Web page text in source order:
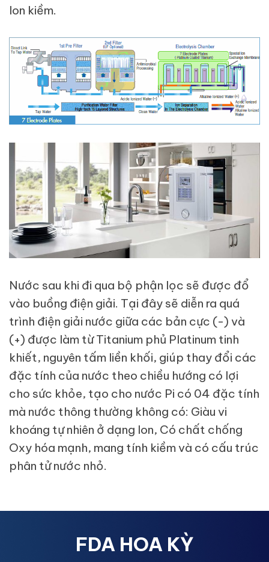
Ion kiềm.
Nước sau khi đi qua bộ phận lọc sẽ được đổ
vào buồng điện giải. Tại đây sẽ diễn ra quá
trình điện giải nước giữa các bản cực (-) và
(+) được làm từ Titanium phủ Platinum tinh
khiết, nguyên tấm liền khối, giúp thay đổi các
đặc tính của nước theo chiều hướng có lợi
cho sức khỏe, tạo cho nước Pi có 04 đặc tính
mà nước thông thường không có: Giàu vi
khoáng tự nhiên ở dạng Ion, Có chất chống
Oxy hóa mạnh, mang tính kiềm và có cấu trúc
phân tử nước nhỏ.
FDA HOA KỲ